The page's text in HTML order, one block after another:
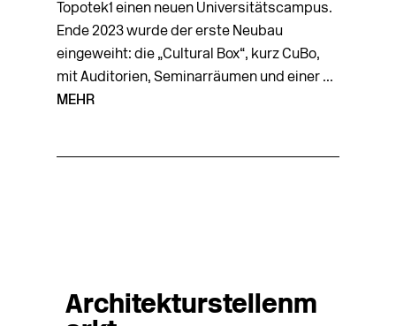
Topotek1 einen neuen Universitätscampus.
Ende 2023 wurde der erste Neubau
eingeweiht: die „Cultural Box“, kurz CuBo,
mit Auditorien, Seminarräumen und einer ...
MEHR
Architekturstellenm